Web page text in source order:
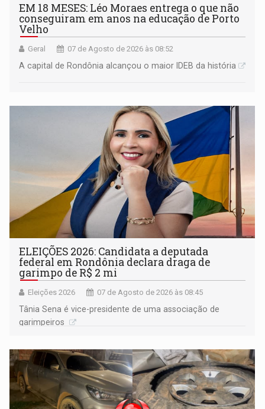
EM 18 MESES: Léo Moraes entrega o que não
conseguiram em anos na educação de Porto
Velho
Geral 07 de Agosto de 2026 às 08:52
A capital de Rondônia alcançou o maior IDEB da história
ELEIÇÕES 2026: Candidata a deputada
federal em Rondônia declara draga de
garimpo de R$ 2 mi
Eleições 2026 07 de Agosto de 2026 às 08:45
Tânia Sena é vice-presidente de uma associação de
garimpeiros